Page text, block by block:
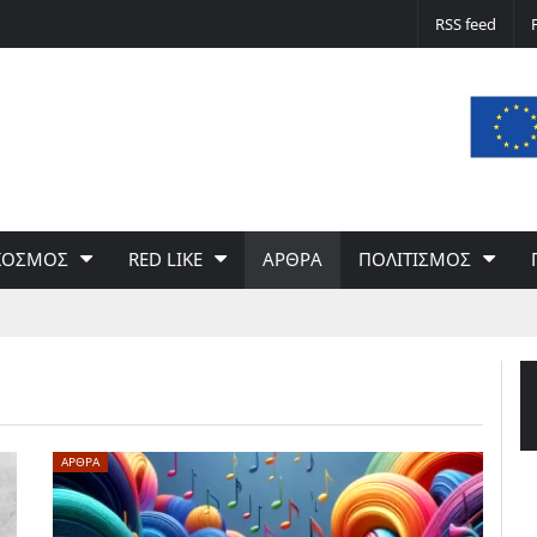
Ο υποψήφιος που τα έβαλε με το
RSS feed
RED LIKE ΑΡΘΡΑ ΠΟΛΙΤΙΣΜΟΣ
ΑΡΘΡΑ